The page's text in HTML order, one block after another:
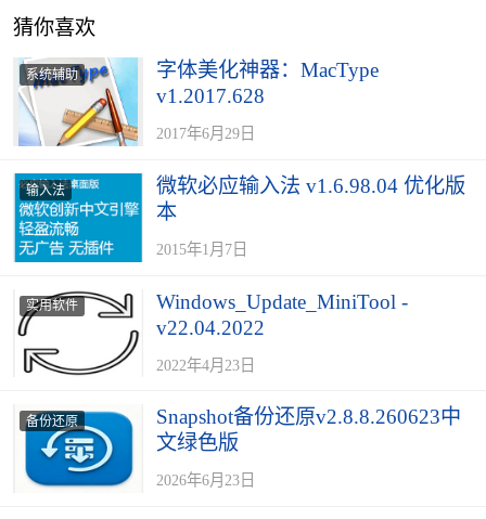
猜你喜欢
系统辅助
字体美化神器：MacType
v1.2017.628
2017年6月29日
输入法
微软必应输入法 v1.6.98.04 优化版
本
2015年1月7日
实用软件
Windows_Update_MiniTool -
v22.04.2022
2022年4月23日
备份还原
Snapshot备份还原v2.8.8.260623中
文绿色版
2026年6月23日